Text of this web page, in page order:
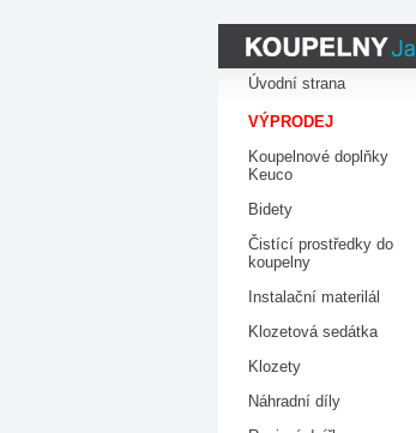
Úvodní strana
VÝPRODEJ
Koupelnové doplňky
Keuco
Bidety
Čistící prostředky do
koupelny
Instalační materilál
Klozetová sedátka
Klozety
Náhradní díly